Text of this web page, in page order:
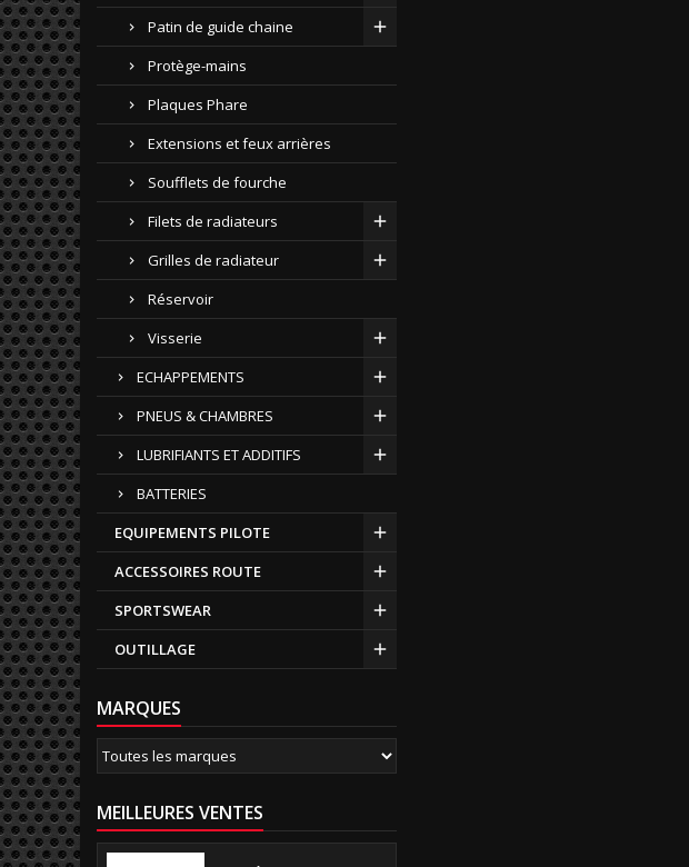
Patin de guide chaine
Protège-mains
Plaques Phare
Extensions et feux arrières
Soufflets de fourche
Filets de radiateurs
Grilles de radiateur
Réservoir
Visserie
ECHAPPEMENTS
PNEUS & CHAMBRES
LUBRIFIANTS ET ADDITIFS
BATTERIES
EQUIPEMENTS PILOTE
ACCESSOIRES ROUTE
SPORTSWEAR
OUTILLAGE
MARQUES
MEILLEURES VENTES